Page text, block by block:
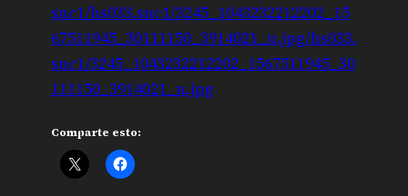
snc1/hs033.snc1/3245_1043232212202_15
67511945_30111150_3914021_n.jpg/hs033.
snc1/3245_1043232212202_1567511945_30
111150_3914021_n.jpg
Comparte esto: